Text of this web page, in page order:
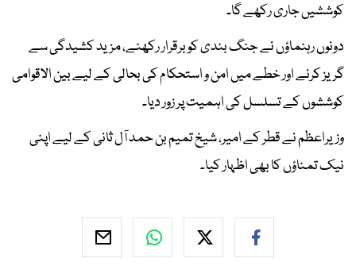
کوششیں جاری رکھے گا۔
دونوں رہنماؤں نے جنگ بندی کو برقرار رکھنے، مزید کشیدگی سے
گریز کرنے اور خطے میں امن و استحکام کی بحالی کے لیے بین الاقوامی
کوششوں کے تسلسل کی اہمیت پر زور دیا۔
وزیراعظم نے قطر کے امیر، شیخ تمیم بن حمد آل ثانی کے لیے اپنی
نیک تمناؤں کا بھی اظہار کیا۔